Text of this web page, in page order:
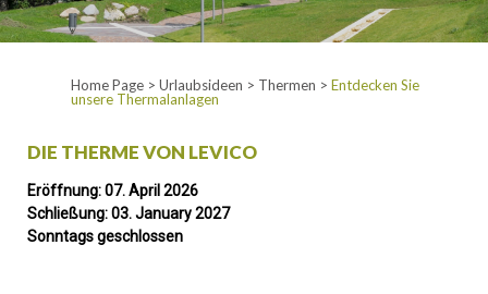
Home Page > Urlaubsideen > Thermen > Entdecken Sie
unsere Thermalanlagen
DIE THERME VON LEVICO
Eröffnung: 07. April 2026
Schließung: 03. January 2027
Sonntags geschlossen